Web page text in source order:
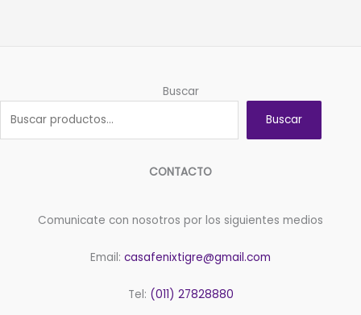
Buscar
Buscar
CONTACTO
Comunicate con nosotros por los siguientes medios
Email: casafenixtigre@gmail.com
Tel: (011) 27828880